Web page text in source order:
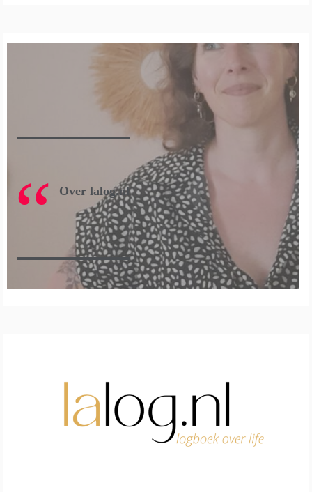
Over lalog.nl